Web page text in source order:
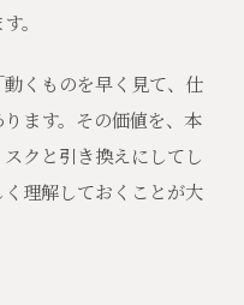
。
くものを早く見て、仕
ます。その価値を、本
クと引き換えにしてし
理解しておくことが大